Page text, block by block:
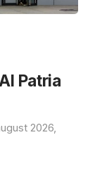
Patria
2026,